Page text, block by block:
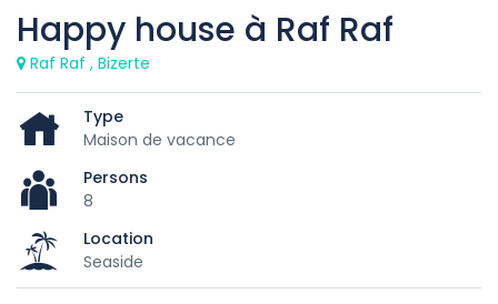
Happy house à Raf Raf
Raf Raf , Bizerte
Type
Maison de vacance
Persons
8
Location
Seaside